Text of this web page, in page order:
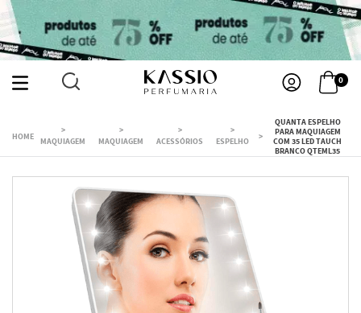
0
MAQUIAGEM MAQUIAGEM ACESSÓRIOS ESPELHO
QUANTA ESPELHO
PARA MAQUIAGEM
COM 35 LED TAUCH
BRANCO QTEML35